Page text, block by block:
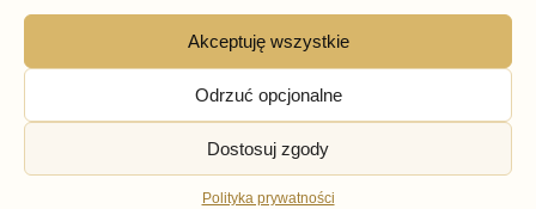
Akceptuję wszystkie
Odrzuć opcjonalne
Dostosuj zgody
Polityka prywatności
Subskrybuję →
© Your Style – Buty w Twoim Stylu 2026